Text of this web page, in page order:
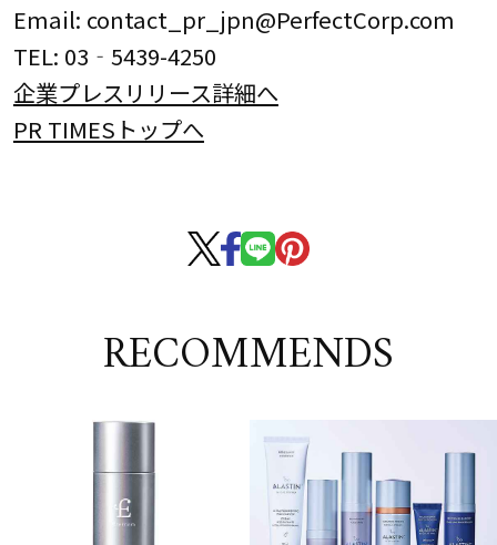
Email: contact_pr_jpn@PerfectCorp.com
TEL: 03‐5439-4250
企業プレスリリース詳細へ
PR TIMESトップへ
RECOMMENDS